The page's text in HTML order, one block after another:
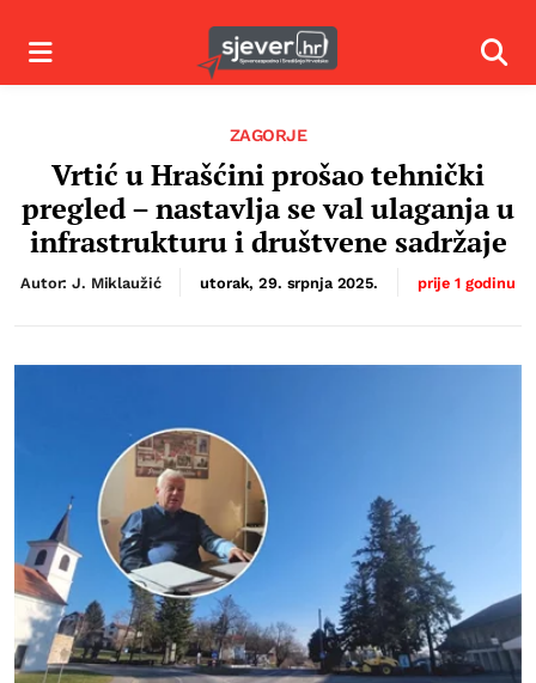
Izbornik
ZAGORJE
Vrtić u Hrašćini prošao tehnički
pregled – nastavlja se val ulaganja u
infrastrukturu i društvene sadržaje
Autor: J. Miklaužić utorak, 29. srpnja 2025. prije 1 godinu